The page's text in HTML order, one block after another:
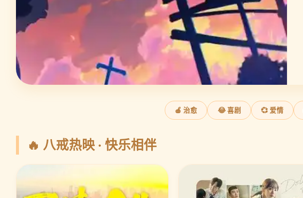
🍎 治愈 😂 喜剧 💞 爱情
🔥 八戒热映 · 快乐相伴